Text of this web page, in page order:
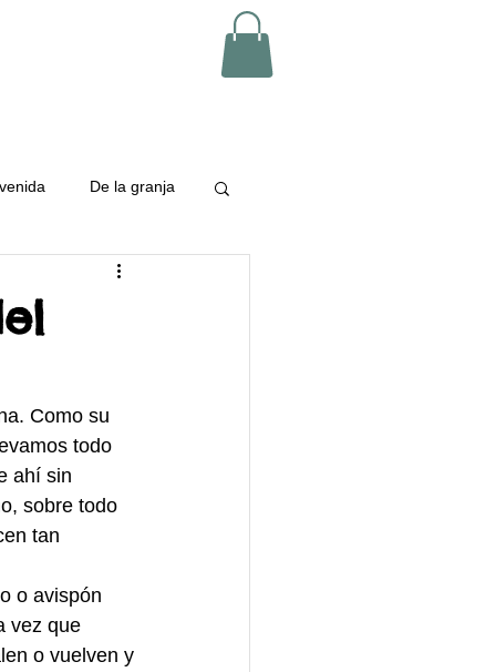
De la granja
Como su
todo
ahí sin
sobre todo
tan
o avispón
vez que
o vuelven y